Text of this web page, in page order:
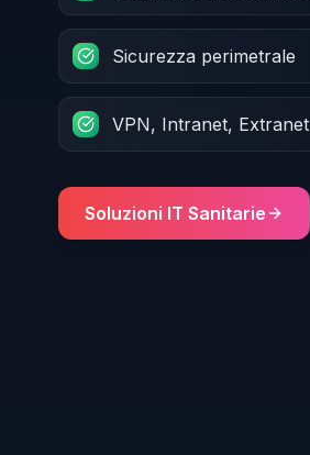
Sicurezza perimetrale
VPN, Intranet, Extranet
Soluzioni IT Sanitarie